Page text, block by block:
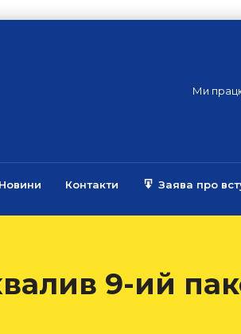
Ми
Новини Контакти Заява про
9-ий